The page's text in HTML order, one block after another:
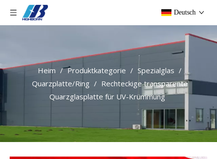
Deutsch
Heim / Produktkategorie / Spezialglas /
Quarzplatte/Ring / Rechteckige transparente
Quarzglasplatte für UV-Krümmung